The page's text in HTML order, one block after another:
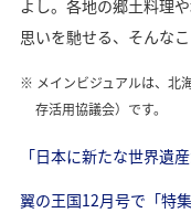
よし。各地の郷土料理
思いを馳せる、そんな
メインビジュアルは、北
存活用協議会）です。
「日本に新たな世界遺
翼の王国12月号で「特